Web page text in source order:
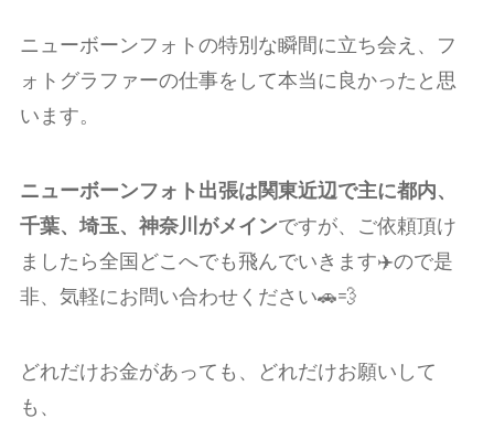
ニューボーンフォトの特別な瞬間に立ち会え、フ
ォトグラファーの仕事をして本当に良かったと思
います。
ニューボーンフォト出張は関東近辺で主に都内、
千葉、埼玉、神奈川がメインですが、
ご依頼頂け
ましたら全国どこへでも飛んでいきます✈️ので是
非、気軽にお問い合わせください🚗💨
どれだけお金があっても、どれだけお願いして
も、